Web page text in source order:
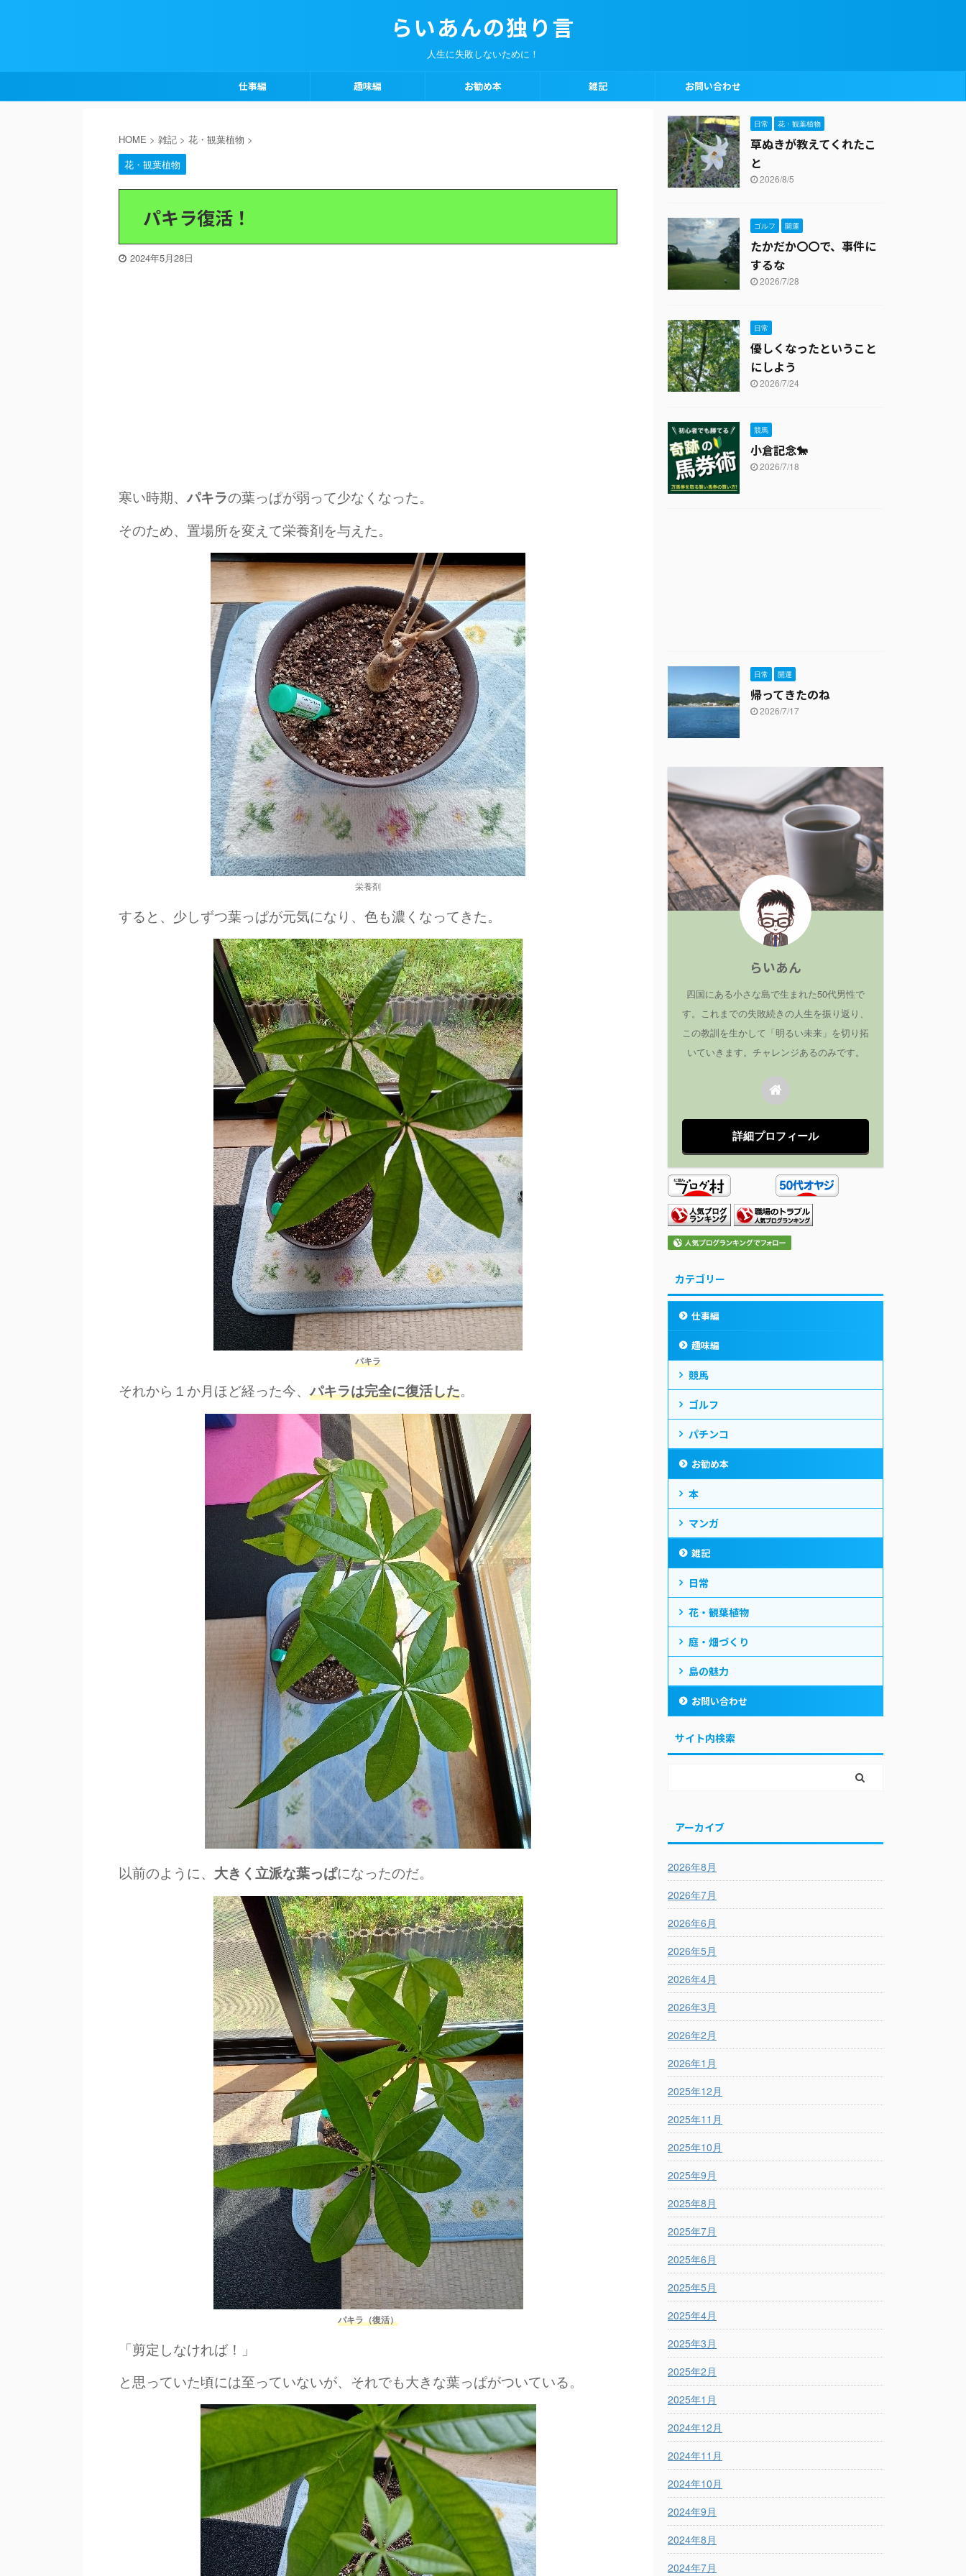
らいあんの独り言
人生に失敗しないために！
仕事編 趣味編 お勧め本 雑記 お問い合わせ
HOME > 雑記 > 花・観葉植物 >
花・観葉植物
パキラ復活！
2024年5月28日
寒い時期、パキラの葉っぱが弱って少なくなった。
そのため、置場所を変えて栄養剤を与えた。
栄養剤
すると、少しずつ葉っぱが元気になり、色も濃くなってきた。
パキラ
それから１か月ほど経った今、パキラは完全に復活した。
以前のように、 大きく立派な葉っぱになったのだ。
パキラ（復活）
「剪定しなければ！」
と思っていた頃には至っていないが、それでも大きな葉っぱがついている。
日常 花・観葉植物
草ぬきが教えてくれたこ
と
2026/8/5
ゴルフ 開運
たかだか〇〇で、事件に
するな
2026/7/28
日常
優しくなったということ
にしよう
2026/7/24
競馬
小倉記念🐎
2026/7/18
日常 開運
帰ってきたのね
2026/7/17
らいあん
四国にある小さな島で生まれた50代男性で
す。これまでの失敗続きの人生を振り返り、
この教訓を生かして「明るい未来」を切り拓
いていきます。チャレンジあるのみです。
詳細プロフィール
カテゴリー
仕事編
趣味編
競馬
ゴルフ
パチンコ
お勧め本
本
マンガ
雑記
日常
花・観葉植物
庭・畑づくり
島の魅力
お問い合わせ
サイト内検索
アーカイブ
2026年8月
2026年7月
2026年6月
2026年5月
2026年4月
2026年3月
2026年2月
2026年1月
2025年12月
2025年11月
2025年10月
2025年9月
2025年8月
2025年7月
2025年6月
2025年5月
2025年4月
2025年3月
2025年2月
2025年1月
2024年12月
2024年11月
2024年10月
2024年9月
2024年8月
2024年7月